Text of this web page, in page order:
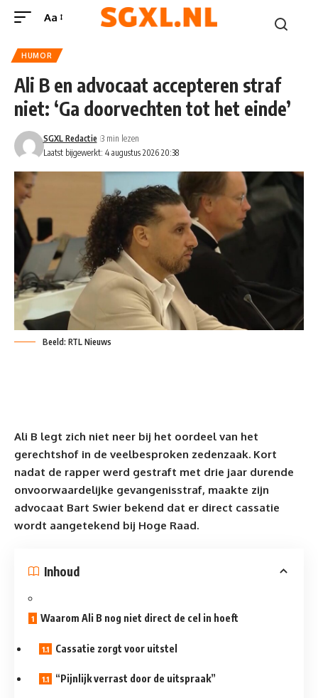
Aa
HUMOR
Ali B en advocaat accepteren straf
niet: ‘Ga doorvechten tot het einde’
Laatst bijgewerkt: 4 augustus 2026 20:38
SGXL Redactie 3 min lezen
Beeld: RTL Nieuws
Ali B legt zich niet neer bij het oordeel van het
gerechtshof in de veelbesproken zedenzaak. Kort
nadat de rapper werd gestraft met drie jaar durende
onvoorwaardelijke gevangenisstraf, maakte zijn
advocaat Bart Swier bekend dat er direct cassatie
wordt aangetekend bij Hoge Raad.
Inhoud
Waarom Ali B nog niet direct de cel in hoeft
Cassatie zorgt voor uitstel
“Pijnlijk verrast door de uitspraak”